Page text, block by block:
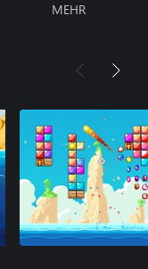
MEHR